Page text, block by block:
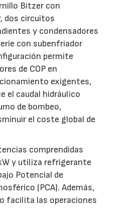
Bitzer con
dos circuitos
y condensadores
con subenfriador
permite
de COP en
exigentes,
el caudal hidráulico
de bombeo,
el coste global de
comprendidas
y utiliza refrigerante
Potencial de
(PCA). Además,
facilita las operaciones